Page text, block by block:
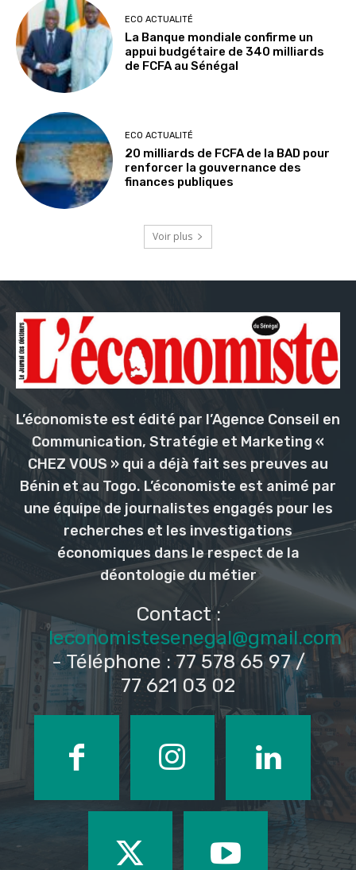
ECO ACTUALITÉ
La Banque mondiale confirme un
appui budgétaire de 340 milliards
de FCFA au Sénégal
ECO ACTUALITÉ
20 milliards de FCFA de la BAD pour
renforcer la gouvernance des
finances publiques
Voir plus
L’économiste est édité par l’Agence Conseil en
Communication, Stratégie et Marketing «
CHEZ VOUS » qui a déjà fait ses preuves au
Bénin et au Togo. L’économiste est animé par
une équipe de journalistes engagés pour les
recherches et les investigations
économiques dans le respect de la
déontologie du métier
Contact :
leconomistesenegal@gmail.com
- Téléphone : 77 578 65 97 /
77 621 03 02